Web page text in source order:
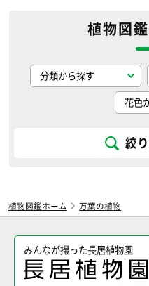
植物図
絞
植物図鑑ホーム 万葉の植物
みんなが撮った長居植物園